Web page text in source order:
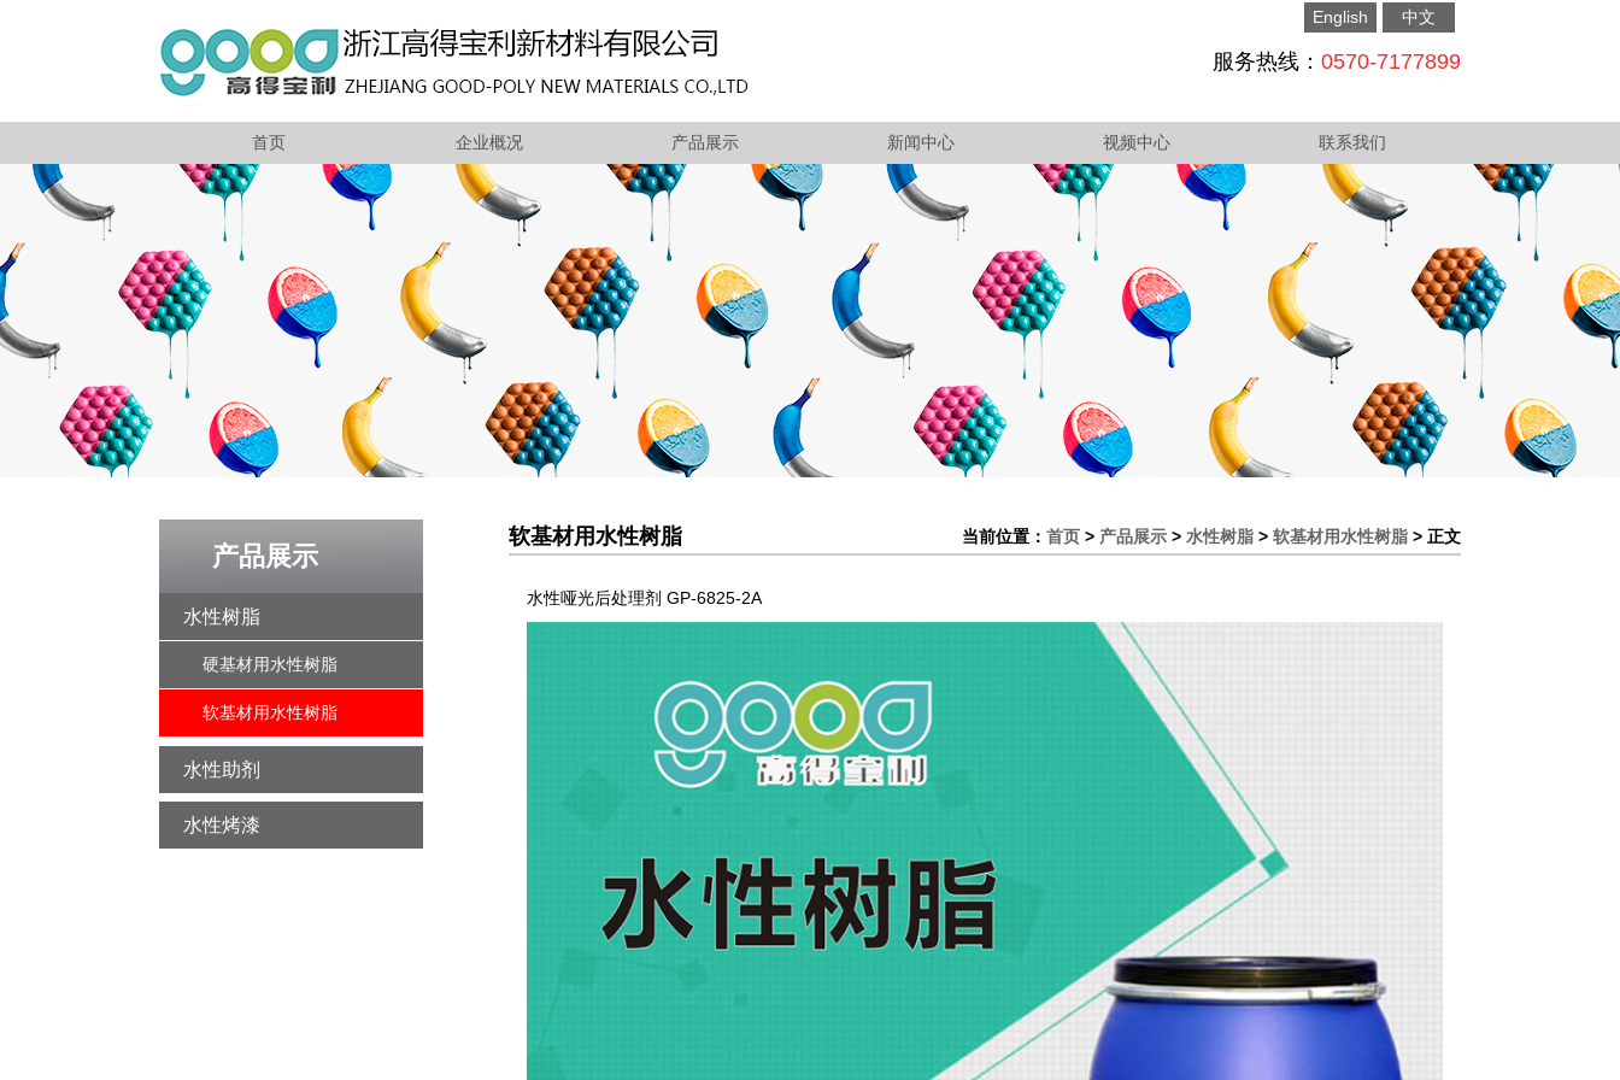
English 中文
服务热线： 0570-7177899
首页 企业概况 产品展示 新闻中心 视频中心 联系我们
产品展示
水性树脂
硬基材用水性树脂
软基材用水性树脂
水性助剂
水性烤漆
软基材用水性树脂 当前位置： 首页 > 产品展示 > 水性树脂 > 软基材用水性树脂 > 正文
水性哑光后处理剂 GP-6825-2A